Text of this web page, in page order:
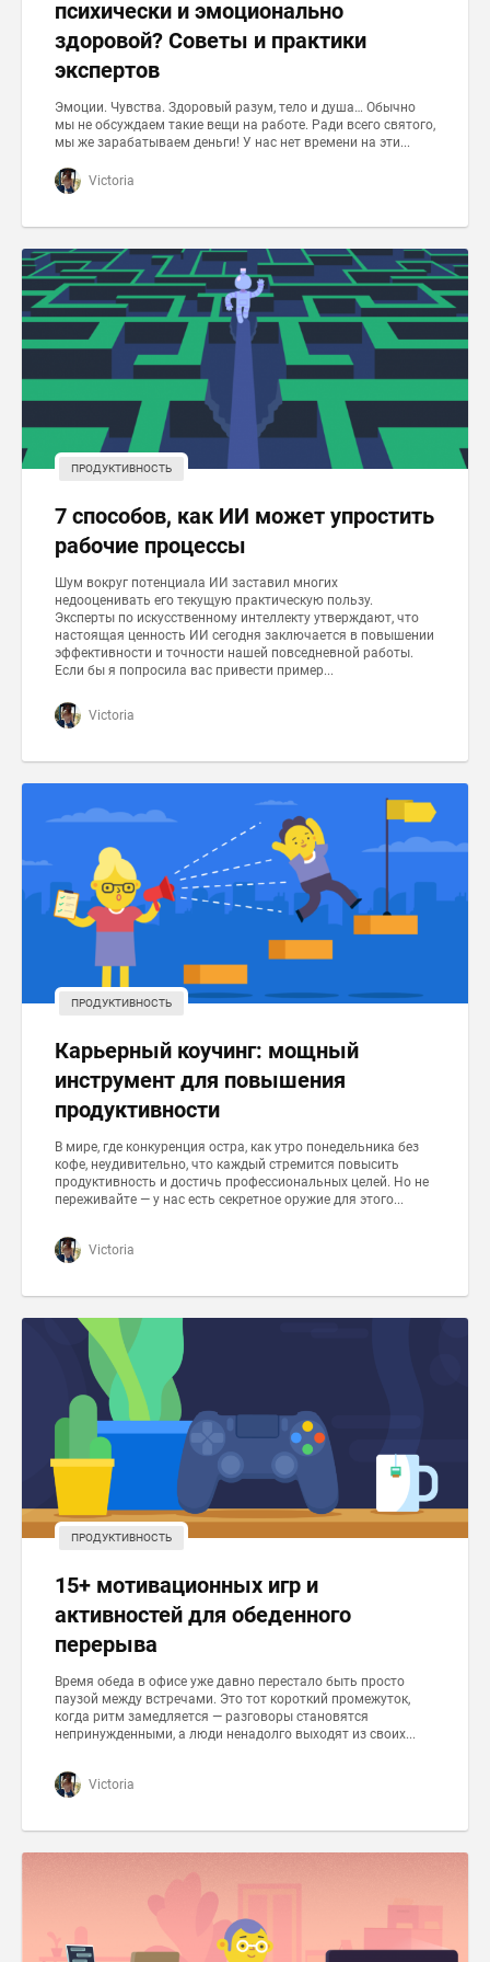
психически и эмоционально
здоровой? Советы и практики
экспертов
Эмоции. Чувства. Здоровый разум, тело и душа… Обычно
мы не обсуждаем такие вещи на работе. Ради всего святого,
мы же зарабатываем деньги! У нас нет времени на эти...
Victoria
ПРОДУКТИВНОСТЬ
7 способов, как ИИ может упростить
рабочие процессы
Шум вокруг потенциала ИИ заставил многих
недооценивать его текущую практическую пользу.
Эксперты по искусственному интеллекту утверждают, что
настоящая ценность ИИ сегодня заключается в повышении
эффективности и точности нашей повседневной работы.
Если бы я попросила вас привести пример...
Victoria
ПРОДУКТИВНОСТЬ
Карьeрный коучинг: мощный
инструмент для повышения
продуктивности
В мире, где конкуренция остра, как утро понедельника без
кофе, неудивительно, что каждый стремится повысить
продуктивность и достичь профессиональных целей. Но не
переживайте — у нас есть секретное оружие для этого...
Victoria
ПРОДУКТИВНОСТЬ
15+ мотивационных игр и
активностей для обеденного
перерыва
Время обеда в офисе уже давно перестало быть просто
паузой между встречами. Это тот короткий промежуток,
когда ритм замедляется — разговоры становятся
непринужденными, а люди ненадолго выходят из своих...
Victoria